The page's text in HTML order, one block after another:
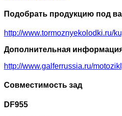
Подобрать продукцию под
http://www.tormoznyekolodki.ru/
Дополнительная
http://www.galferrussia.ru/
Совместимость зад
DF955